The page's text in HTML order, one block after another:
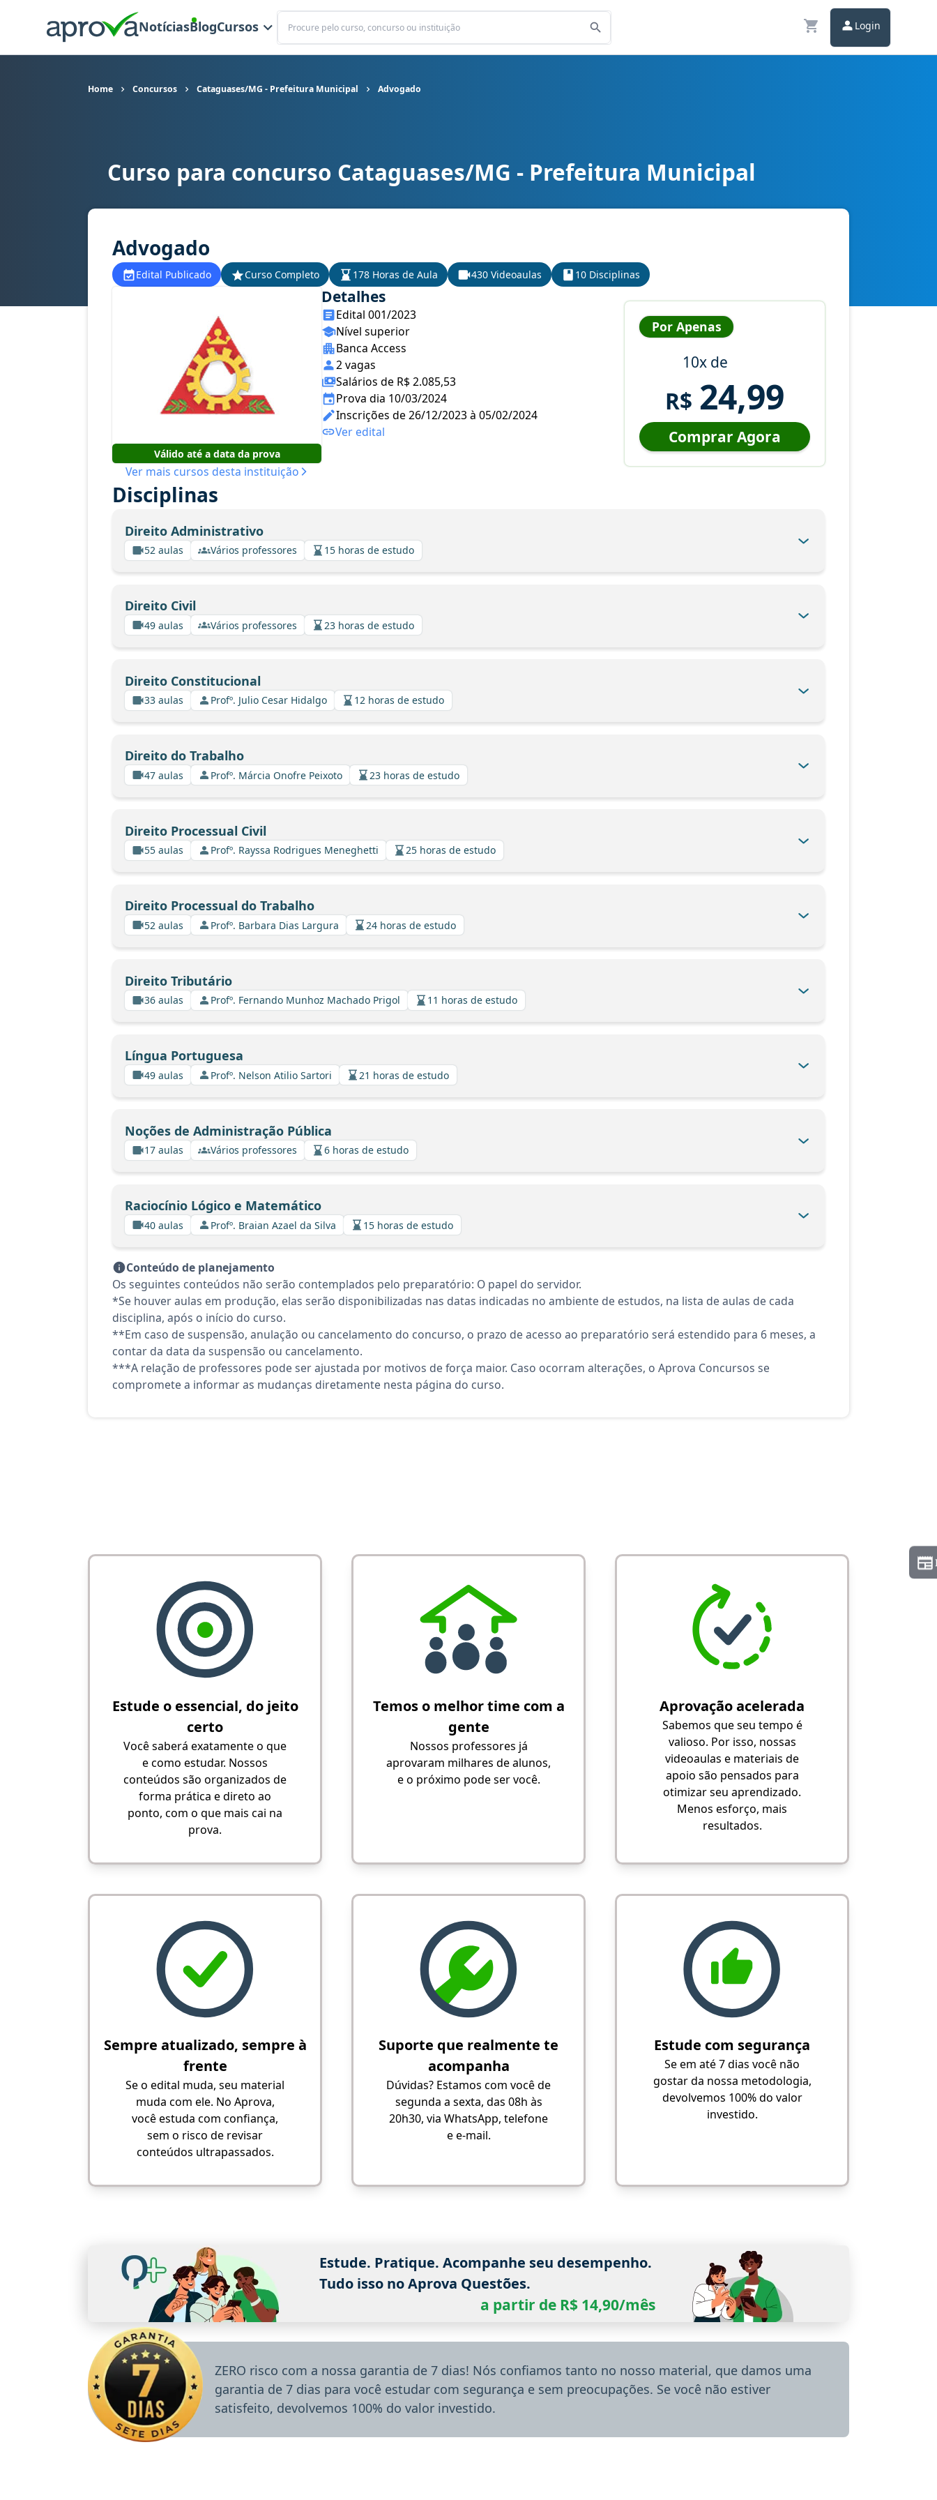
NotíciasBlogCursos
Buscar
Login
Home Concursos Cataguases/MG - Prefeitura Municipal Advogado
Curso para concurso Cataguases/MG - Prefeitura Municipal cargo Advogado
Curso para concurso Cataguases/MG - Prefeitura Municipal
Advogado
Edital Publicado Curso Completo 178 Horas de Aula 430 Videoaulas 10 Disciplinas
Válido até a data da prova
Ver mais cursos desta instituição
Detalhes
Edital 001/2023
Nível superior
Banca Access
2 vagas
Salários de R$ 2.085,53
Prova dia 10/03/2024
Inscrições de 26/12/2023 à 05/02/2024
Ver edital
Por Apenas
10x de
R$ 24,99
Comprar Agora
Disciplinas
Direito Administrativo
52 aulas Vários professores 15 horas de estudo
Direito Civil
49 aulas Vários professores 23 horas de estudo
Direito Constitucional
33 aulas Profº. Julio Cesar Hidalgo 12 horas de estudo
Direito do Trabalho
47 aulas Profº. Márcia Onofre Peixoto 23 horas de estudo
Direito Processual Civil
55 aulas Profº. Rayssa Rodrigues Meneghetti 25 horas de estudo
Direito Processual do Trabalho
52 aulas Profº. Barbara Dias Largura 24 horas de estudo
Direito Tributário
36 aulas Profº. Fernando Munhoz Machado Prigol 11 horas de estudo
Língua Portuguesa
49 aulas Profº. Nelson Atilio Sartori 21 horas de estudo
Noções de Administração Pública
17 aulas Vários professores 6 horas de estudo
Raciocínio Lógico e Matemático
40 aulas Profº. Braian Azael da Silva 15 horas de estudo
Conteúdo de planejamento
Os seguintes conteúdos não serão contemplados pelo preparatório: O papel do servidor.
*Se houver aulas em produção, elas serão disponibilizadas nas datas indicadas no ambiente de estudos, na lista de aulas de cada
disciplina, após o início do curso.
**Em caso de suspensão, anulação ou cancelamento do concurso, o prazo de acesso ao preparatório será estendido para 6 meses, a
contar da data da suspensão ou cancelamento.
***A relação de professores pode ser ajustada por motivos de força maior. Caso ocorram alterações, o Aprova Concursos se
compromete a informar as mudanças diretamente nesta página do curso.
Estude o essencial, do jeito
certo
Você saberá exatamente o que
e como estudar. Nossos
conteúdos são organizados de
forma prática e direto ao
ponto, com o que mais cai na
prova.
Temos o melhor time com a
gente
Nossos professores já
aprovaram milhares de alunos,
e o próximo pode ser você.
Aprovação acelerada
Sabemos que seu tempo é
valioso. Por isso, nossas
videoaulas e materiais de
apoio são pensados para
otimizar seu aprendizado.
Menos esforço, mais
resultados.
Sempre atualizado, sempre à
frente
Se o edital muda, seu material
muda com ele. No Aprova,
você estuda com confiança,
sem o risco de revisar
conteúdos ultrapassados.
Suporte que realmente te
acompanha
Dúvidas? Estamos com você de
segunda a sexta, das 08h às
20h30, via WhatsApp, telefone
e e-mail.
Estude com segurança
Se em até 7 dias você não
gostar da nossa metodologia,
devolvemos 100% do valor
investido.
Estude. Pratique. Acompanhe seu desempenho.
Tudo isso no Aprova Questões.
a partir de R$ 14,90/mês
ZERO risco com a nossa garantia de 7 dias! Nós confiamos tanto no nosso material, que damos uma
garantia de 7 dias para você estudar com segurança e sem preocupações. Se você não estiver
satisfeito, devolvemos 100% do valor investido.